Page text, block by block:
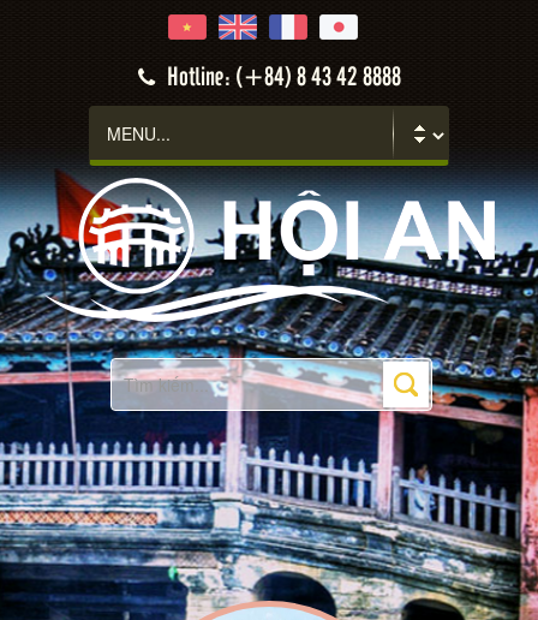
Hotline: (+84) 8 43 42 8888